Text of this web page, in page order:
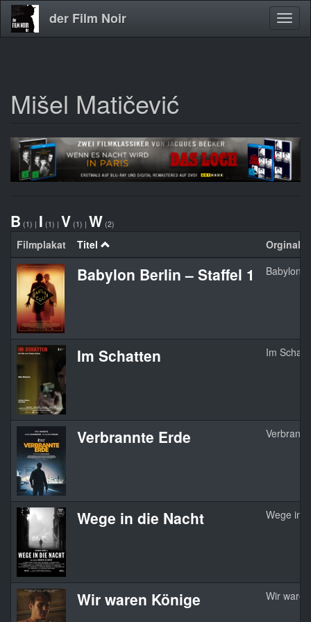
Direkt
zum
der Film Noir
Mišel Matičević
B (1) | I (1) | V (1) | W (2)
Filmplakat Titel
Babylon Berlin – Staffel 1 Babylon
Im Schatten Im
Verbrannte Erde
Wege in die Nacht Wege in
Wir waren Könige Wir